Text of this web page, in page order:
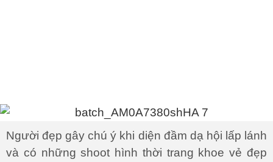
Người đẹp gây chú ý khi diện đầm dạ hội lấp lánh
và có những shoot hình thời trang khoe vẻ đẹp